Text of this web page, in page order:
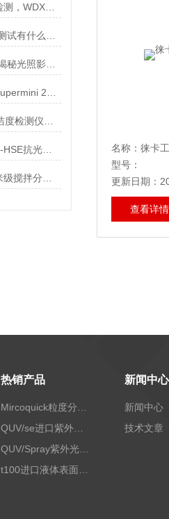
名称：徕卡
型号：
更新日期：
查看详情
热销产品
QUV/se进口紫外老化试验箱Q-lab
QUV/Spray紫外光加速老化试验箱
t100进口液体表面张力测试仪
新闻中心
新闻中心
技术文章